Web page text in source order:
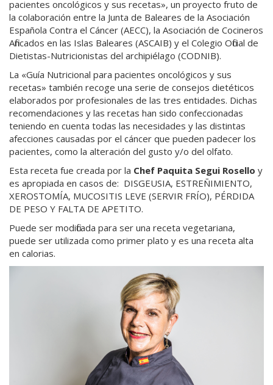
pacientes oncológicos y sus recetas», un proyecto fruto de
la colaboración entre la Junta de Baleares de la Asociación
Española Contra el Cáncer (AECC), la Asociación de Cocineros
Afincados en las Islas Baleares (ASCAIB) y el Colegio Oficial de
Dietistas-Nutricionistas del archipiélago (CODNIB).
La «Guía Nutricional para pacientes oncológicos y sus
recetas» también recoge una serie de consejos dietéticos
elaborados por profesionales de las tres entidades. Dichas
recomendaciones y las recetas han sido confeccionadas
teniendo en cuenta todas las necesidades y las distintas
afecciones causadas por el cáncer que pueden padecer los
pacientes, como la alteración del gusto y/o del olfato.
Esta receta fue creada por la Chef Paquita Segui Rosello y
es apropiada en casos de: DISGEUSIA, ESTREÑIMIENTO,
XEROSTOMÍA, MUCOSITIS LEVE (SERVIR FRÍO), PÉRDIDA
DE PESO Y FALTA DE APETITO.
Puede ser modificada para ser una receta vegetariana,
puede ser utilizada como primer plato y es una receta alta
en calorias.